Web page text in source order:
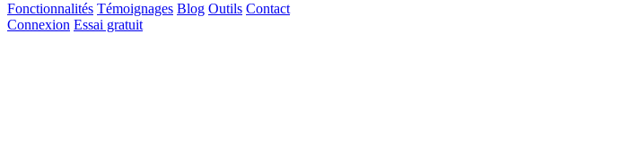
Fonctionnalités Témoignages Blog Outils Contact
Connexion Essai gratuit